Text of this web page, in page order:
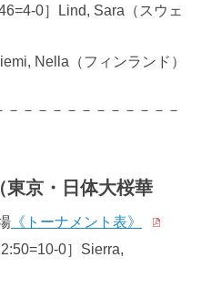
0］Lind, Sara（スウェ
Nella（フィンランド）
－－－－－－－－－－－
京・日体大桜華
《トーナメント表》
0］Sierra,